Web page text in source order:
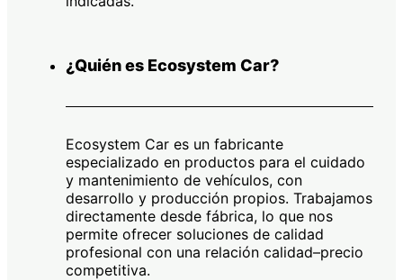
¿Quién es Ecosystem Car?
Ecosystem Car es un fabricante
especializado en productos para el cuidado
y mantenimiento de vehículos, con
desarrollo y producción propios. Trabajamos
directamente desde fábrica, lo que nos
permite ofrecer soluciones de calidad
profesional con una relación calidad–precio
competitiva.